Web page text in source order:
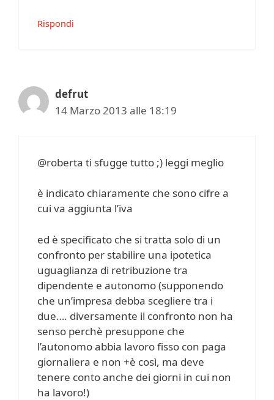
Rispondi
defrut
14 Marzo 2013 alle 18:19
@roberta ti sfugge tutto ;) leggi meglio
è indicato chiaramente che sono cifre a
cui va aggiunta l’iva
ed è specificato che si tratta solo di un
confronto per stabilire una ipotetica
uguaglianza di retribuzione tra
dipendente e autonomo (supponendo
che un’impresa debba scegliere tra i
due…. diversamente il confronto non ha
senso perchè presuppone che
l’autonomo abbia lavoro fisso con paga
giornaliera e non +è così, ma deve
tenere conto anche dei giorni in cui non
ha lavoro!)